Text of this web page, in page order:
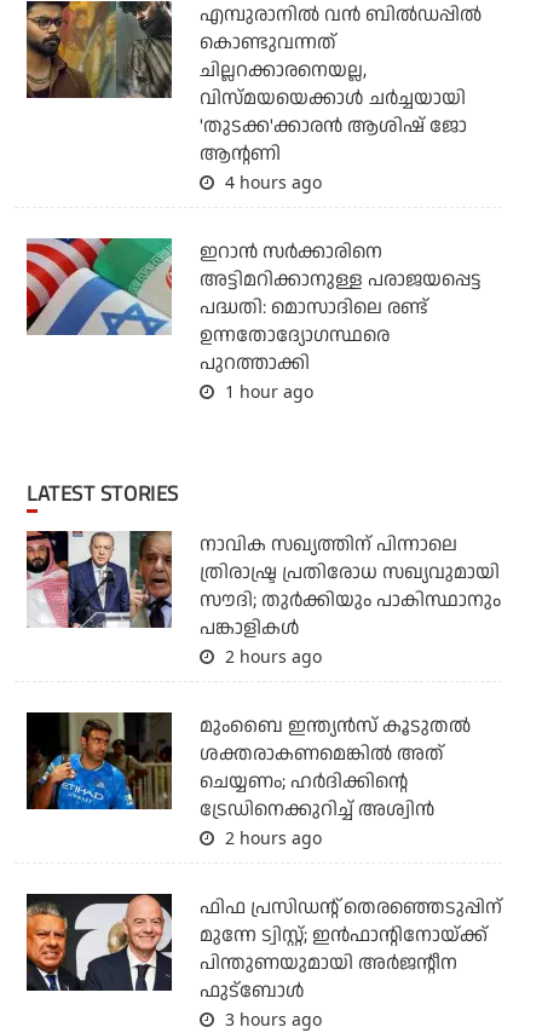
എമ്പുരാനില്‍ വന്‍ ബില്‍ഡപ്പില്‍
കൊണ്ടുവന്നത്
ചില്ലറക്കാരനെയല്ല,
വിസ്മയയെക്കാള്‍ ചര്‍ച്ചയായി
'തുടക്ക'ക്കാരന്‍ ആശിഷ് ജോ
ആന്റണി
4 hours ago
ഇറാന്‍ സര്‍ക്കാരിനെ
അട്ടിമറിക്കാനുള്ള പരാജയപ്പെട്ട
പദ്ധതി: മൊസാദിലെ രണ്ട്
ഉന്നതോദ്യോഗസ്ഥരെ
പുറത്താക്കി
1 hour ago
LATEST STORIES
നാവിക സഖ്യത്തിന് പിന്നാലെ
ത്രിരാഷ്ട്ര പ്രതിരോധ സഖ്യവുമായി
സൗദി; തുര്‍ക്കിയും പാകിസ്ഥാനും
പങ്കാളികള്‍
2 hours ago
മുംബൈ ഇന്ത്യന്‍സ് കൂടുതല്‍
ശക്തരാകണമെങ്കില്‍ അത്
ചെയ്യണം; ഹര്‍ദിക്കിന്റെ
ട്രേഡിനെക്കുറിച്ച് അശ്വിന്‍
2 hours ago
ഫിഫ പ്രസിഡന്റ് തെരഞ്ഞെടുപ്പിന്
മുന്നേ ട്വിസ്റ്റ്; ഇന്‍ഫാന്റിനോയ്ക്ക്
പിന്തുണയുമായി അര്‍ജന്റീന
ഫുട്‌ബോള്‍
3 hours ago